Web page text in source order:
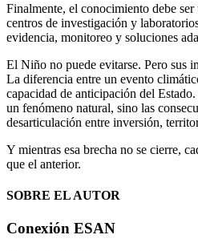
Finalmente, el conocimiento debe
centros de investigación y
evidencia, monitoreo y soluciones
El Niño no puede evitarse. Pero sus
La diferencia entre un evento
capacidad de anticipación del
un fenómeno natural, sino las
desarticulación entre inversión,
Y mientras esa brecha no se cierre,
que el anterior.
SOBRE EL AUTOR
Conexión ESAN